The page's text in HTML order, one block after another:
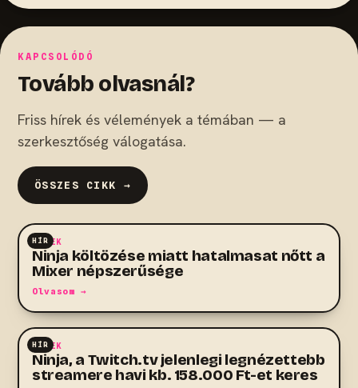
KAPCSOLÓDÓ
Tovább olvasnál?
Friss hírek és vélemények a témában — a
szerkesztőség válogatása.
ÖSSZES CIKK →
HÍR
HÍREK
Ninja költözése miatt hatalmasat nőtt a
Mixer népszerűsége
Olvasom →
HÍR
HÍREK
Ninja, a Twitch.tv jelenlegi legnézettebb
streamere havi kb. 158.000 Ft-et keres